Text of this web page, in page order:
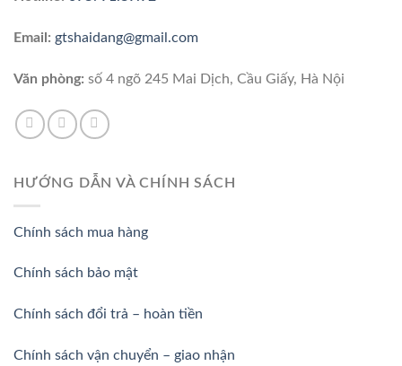
Email: gtshaidang@gmail.com
Văn phòng: số 4 ngõ 245 Mai Dịch, Cầu Giấy, Hà Nội
HƯỚNG DẪN VÀ CHÍNH SÁCH
Chính sách mua hàng
Chính sách bảo mật
Chính sách đổi trả – hoàn tiền
Chính sách vận chuyển – giao nhận